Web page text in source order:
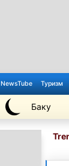
NewsTube Туризм
Баку
+25℃